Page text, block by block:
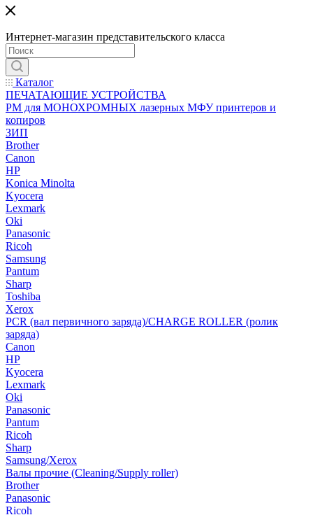
Интернет-магазин представительского класса
Каталог
ПЕЧАТАЮЩИЕ УСТРОЙСТВА
РМ для МОНОХРОМНЫХ лазерных МФУ принтеров и
копиров
ЗИП
Brother
Canon
HP
Konica Minolta
Kyocera
Lexmark
Oki
Panasonic
Ricoh
Samsung
Pantum
Sharp
Toshiba
Xerox
PCR (вал первичного заряда)/CHARGE ROLLER (ролик
заряда)
Canon
HP
Kyocera
Lexmark
Oki
Panasonic
Pantum
Ricoh
Sharp
Samsung/Xerox
Валы прочие (Cleaning/Supply roller)
Brother
Panasonic
Ricoh